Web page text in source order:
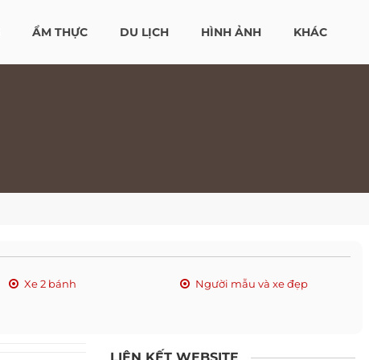
ẨM THỰC DU LỊCH HÌNH ẢNH KHÁC
Xe 2 bánh
Người mẫu và xe đẹp